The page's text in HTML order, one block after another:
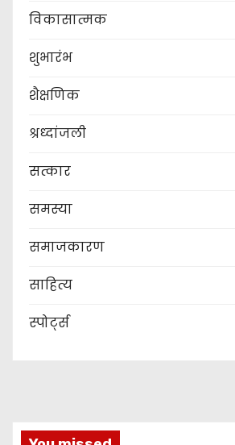
विकासात्मक
शुभारंभ
शैक्षणिक
श्रध्दांजली
सत्कार
समस्या
समाजकारण
साहित्य
स्पोर्ट्स